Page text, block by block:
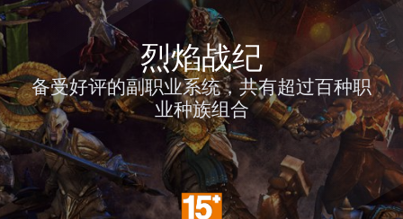
烈焰战纪
备受好评的副职业系统，共有超过百种职
业种族组合